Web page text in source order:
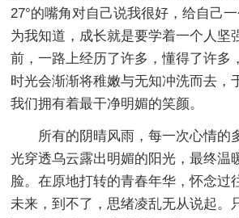
27°的嘴角对自己说我很好，给自己
为我知道，成长就是要学着一个人坚
前，一路上经历了许多，懂得了许多
时光会渐渐将稚嫩与无知冲洗而去，
我们拥有着最干净明媚的笑颜。
所有的阴晴风雨，每一次心情的
光穿透乌云露出明媚的阳光，最终温
脸。在原地打转的青春年华，怀念过
未来，到不了，思绪凌乱无从说起。